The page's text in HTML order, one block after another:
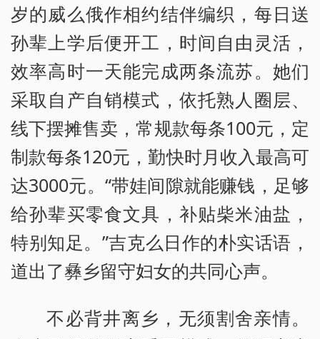
岁的威么俄作相约结伴编织，每日送
孙辈上学后便开工，时间自由灵活，
效率高时一天能完成两条流苏。她们
采取自产自销模式，依托熟人圈层、
线下摆摊售卖，常规款每条100元，定
制款每条120元，勤快时月收入最高可
达3000元。“带娃间隙就能赚钱，足够
给孙辈买零食文具，补贴柴米油盐，
特别知足。”吉克么日作的朴实话语，
道出了彝乡留守妇女的共同心声。
不必背井离乡，无须割舍亲情。